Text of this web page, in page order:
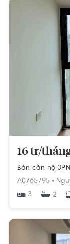
16 tr/
Bán căn hộ
A0765795 •
3
2